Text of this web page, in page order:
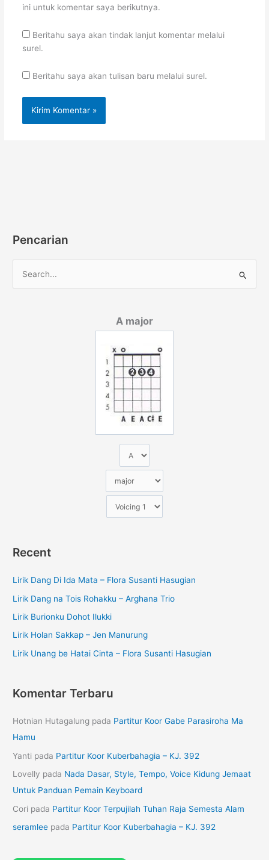
ini untuk komentar saya berikutnya.
Beritahu saya akan tindak lanjut komentar melalui
surel.
Beritahu saya akan tulisan baru melalui surel.
Pencarian
A major
Recent
Lirik Dang Di Ida Mata – Flora Susanti Hasugian
Lirik Dang na Tois Rohakku – Arghana Trio
Lirik Burionku Dohot Ilukki
Lirik Holan Sakkap – Jen Manurung
Lirik Unang be Hatai Cinta – Flora Susanti Hasugian
Komentar Terbaru
Hotnian Hutagalung pada Partitur Koor Gabe Parasiroha Ma
Hamu
Yanti pada Partitur Koor Kuberbahagia – KJ. 392
Lovelly pada Nada Dasar, Style, Tempo, Voice Kidung Jemaat
Untuk Panduan Pemain Keyboard
Cori pada Partitur Koor Terpujilah Tuhan Raja Semesta Alam
seramlee pada Partitur Koor Kuberbahagia – KJ. 392